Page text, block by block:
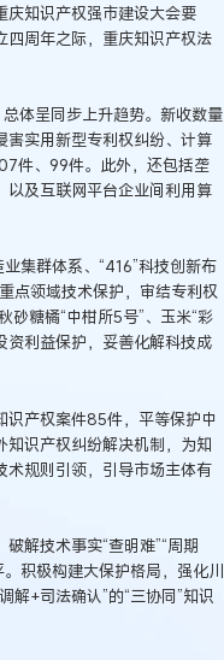
庆知识产权强市建设大会要
四周年之际，重庆知识产权法
体呈同步上升趋势。新收数量
害实用新型专利权纠纷、计算
件、99件。此外，还包括垄
以及互联网平台企业间利用算
集群体系、“416”科技创新布
点领域技术保护，审结专利权
糖橘“中柑所5号”、玉米“彩
资利益保护，妥善化解科技成
识产权案件85件，平等保护中
识产权纠纷解决机制，为知
术规则引领，引导市场主体有
解技术事实“查明难”“周期
积极构建大保护格局，强化川
解+司法确认”的“三协同”知识